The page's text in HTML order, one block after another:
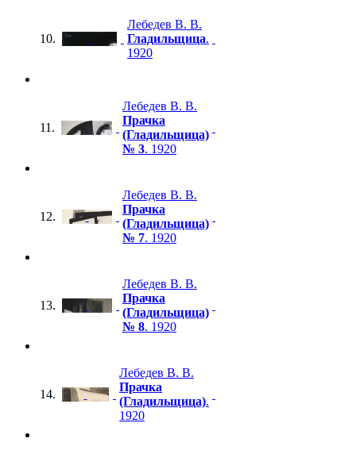
10.
Лебедев В. В.
Гладильщица.
1920
11.
Лебедев В. В.
Прачка
(Гладильщица)
№ 3. 1920
12.
Лебедев В. В.
Прачка
(Гладильщица)
№ 7. 1920
13.
Лебедев В. В.
Прачка
(Гладильщица)
№ 8. 1920
14.
Лебедев В. В.
Прачка
(Гладильщица).
1920